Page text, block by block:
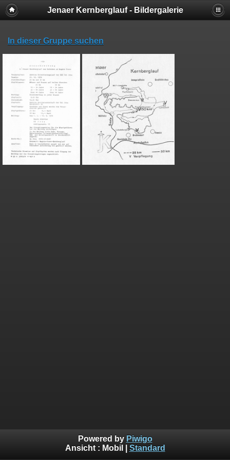
Jenaer Kernberglauf - Bildergalerie
In dieser Gruppe suchen
Powered by Piwigo
Ansicht : Mobil Standard